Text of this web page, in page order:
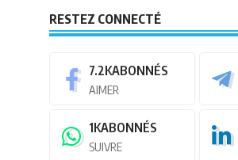
RESTEZ CONNECTÉ
7.2KABONNÉS
AIMER
1KABONNÉS
SUIVRE